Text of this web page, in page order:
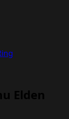
Elden